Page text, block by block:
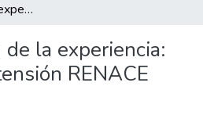
Sistematización de la experiencia: Proyecto de extensión RENACE
la experiencia:
RENACE